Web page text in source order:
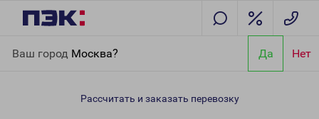
Ваш город Москва? Да Нет
область
Рассчитать и заказать перевозку